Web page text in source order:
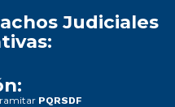
Judiciales
PQRSDF